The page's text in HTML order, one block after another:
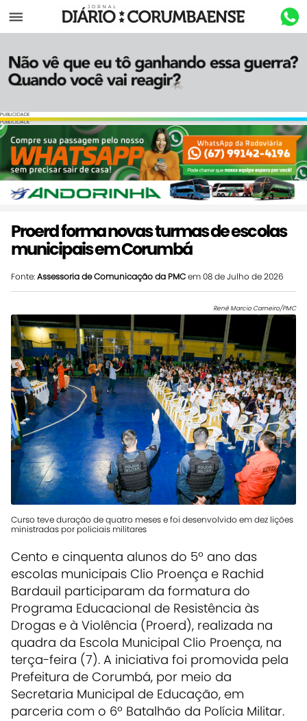
Menu
PUBLICIDADE
PUBLICIDADE
Proerd forma novas turmas de escolas
municipais em Corumbá
Fonte:Assessoria de Comunicação da PMCem 08 de Julho de 2026
Renê Marcio Carneiro/PMC
Curso teve duração de quatro meses e foi desenvolvido em dez lições
ministradas por policiais militares
Cento e cinquenta alunos do 5º ano das
escolas municipais Clio Proença e Rachid
Bardauil participaram da formatura do
Programa Educacional de Resistência às
Drogas e à Violência (Proerd), realizada na
quadra da Escola Municipal Clio Proença, na
terça-feira (7). A iniciativa foi promovida pela
Prefeitura de Corumbá, por meio da
Secretaria Municipal de Educação, em
parceria com o 6º Batalhão da Polícia Militar.